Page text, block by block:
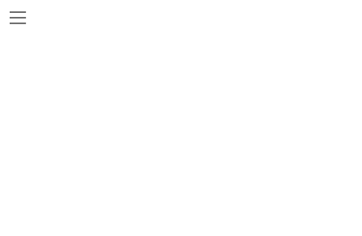
ン
ビ